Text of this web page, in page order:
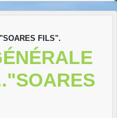
FILS".